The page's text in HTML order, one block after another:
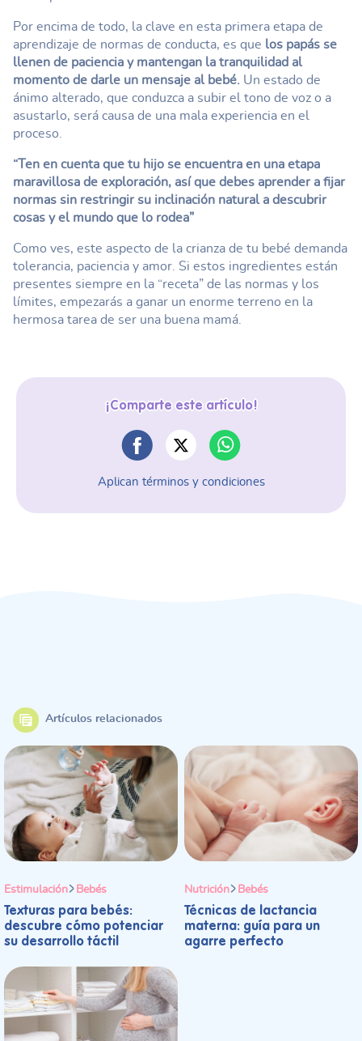
Por encima de todo, la clave en esta primera etapa de
aprendizaje de normas de conducta, es que los papás se
llenen de paciencia y mantengan la tranquilidad al
momento de darle un mensaje al bebé. Un estado de
ánimo alterado, que conduzca a subir el tono de voz o a
asustarlo, será causa de una mala experiencia en el
proceso.
“Ten en cuenta que tu hijo se encuentra en una etapa
maravillosa de exploración, así que debes aprender a fijar
normas sin restringir su inclinación natural a descubrir
cosas y el mundo que lo rodea”
Como ves, este aspecto de la crianza de tu bebé demanda
tolerancia, paciencia y amor. Si estos ingredientes están
presentes siempre en la “receta” de las normas y los
límites, empezarás a ganar un enorme terreno en la
hermosa tarea de ser una buena mamá.
¡Comparte este artículo!
Aplican términos y condiciones
Artículos relacionados
Estimulación Bebés
Texturas para bebés:
descubre cómo potenciar
su desarrollo táctil
Nutrición Bebés
Técnicas de lactancia
materna: guía para un
agarre perfecto